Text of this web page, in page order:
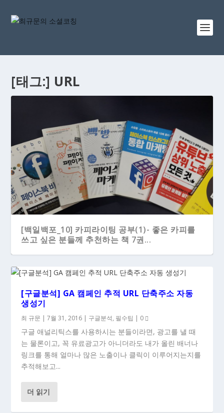
[태그:] URL
[백일백포_10] 카피라이팅 공부(1)- 좋은 카피를
쓰고 싶은 분들께 추천하는 책 7권...
[구글분석] GA 캠페인 추적 URL 단축주소 자동
생성기
최 규문 |7월 31, 2016 | 구글분석, 필수팁 | 0
구글 애널리틱스를 사용하시는 분들이라면, 광고를 낼 때
는 물론이고, 꼭 유료광고가 아니더라도 내가 올린 배너나
링크를 통해 얼마나 많은 노출이나 클릭이 이루어지는지를
추적해보고...
더 읽기